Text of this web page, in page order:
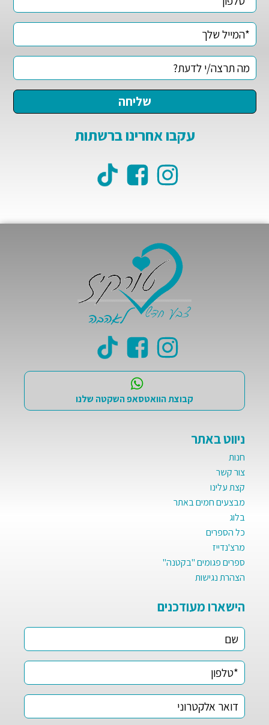
עקבו אחרינו ברשתות
קבוצת הוואטסאפ השקטה שלנו
ניווט באתר
חנות
צור קשר
קצת עלינו
מבצעים חמים באתר
בלוג
כל הספרים
מרצ'נדייז
ספרים פגומים "בקטנה"
הצהרת נגישות
הישארו מעודכנים